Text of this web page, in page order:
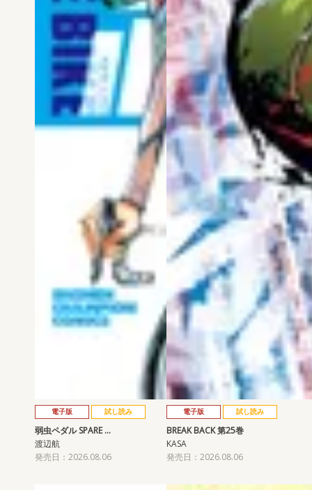
電子版 試し読み
弱虫ペダル SPARE …
渡辺航
発売日：2026.08.06
電子版 試し読み
BREAK BACK 第25巻
KASA
発売日：2026.08.06